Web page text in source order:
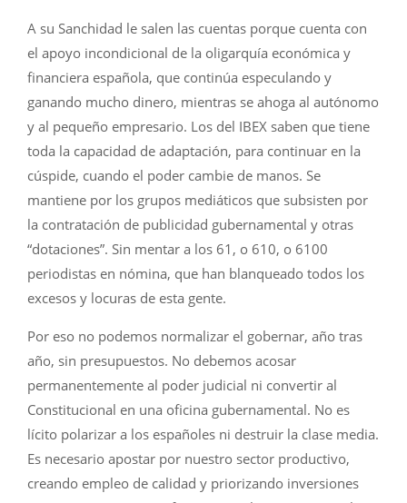
A su Sanchidad le salen las cuentas porque cuenta con
el apoyo incondicional de la oligarquía económica y
financiera española, que continúa especulando y
ganando mucho dinero, mientras se ahoga al autónomo
y al pequeño empresario. Los del IBEX saben que tiene
toda la capacidad de adaptación, para continuar en la
cúspide, cuando el poder cambie de manos. Se
mantiene por los grupos mediáticos que subsisten por
la contratación de publicidad gubernamental y otras
“dotaciones”. Sin mentar a los 61, o 610, o 6100
periodistas en nómina, que han blanqueado todos los
excesos y locuras de esta gente.
Por eso no podemos normalizar el gobernar, año tras
año, sin presupuestos. No debemos acosar
permanentemente al poder judicial ni convertir al
Constitucional en una oficina gubernamental. No es
lícito polarizar a los españoles ni destruir la clase media.
Es necesario apostar por nuestro sector productivo,
creando empleo de calidad y priorizando inversiones